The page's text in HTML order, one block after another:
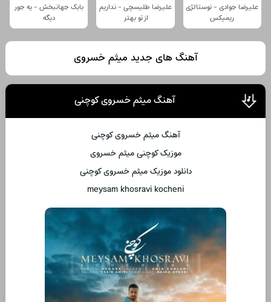
علیرضا جوادی - نوستالژی
ریمیکس
علیرضا طلیسچی - نداریم
از تو بهتر
بابک جهانبخش - یه جور
دیگه
آهنگ های جدید میثم خسروی
آهنگ میثم خسروی کوچنی
آهنگ میثم خسروی کوچنی
موزیک کوچنی میثم خسروی
دانلود موزیک میثم خسروی کوچنی
meysam khosravi kocheni